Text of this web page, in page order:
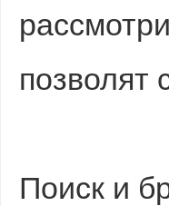
позволят
Поиск и